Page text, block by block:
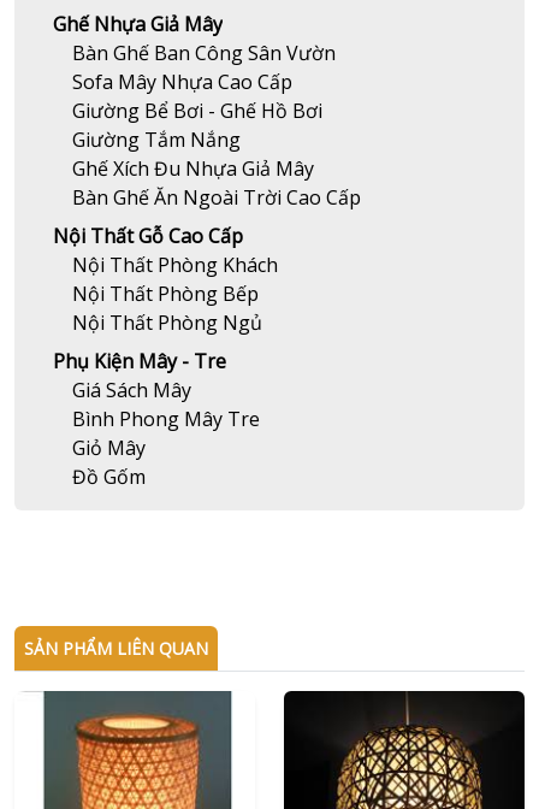
Ghế Nhựa Giả Mây
Bàn Ghế Ban Công Sân Vườn
Sofa Mây Nhựa Cao Cấp
Giường Bể Bơi - Ghế Hồ Bơi
Giường Tắm Nắng
Ghế Xích Đu Nhựa Giả Mây
Bàn Ghế Ăn Ngoài Trời Cao Cấp
Nội Thất Gỗ Cao Cấp
Nội Thất Phòng Khách
Nội Thất Phòng Bếp
Nội Thất Phòng Ngủ
Phụ Kiện Mây - Tre
Giá Sách Mây
Bình Phong Mây Tre
Giỏ Mây
Đồ Gốm
SẢN PHẨM LIÊN QUAN